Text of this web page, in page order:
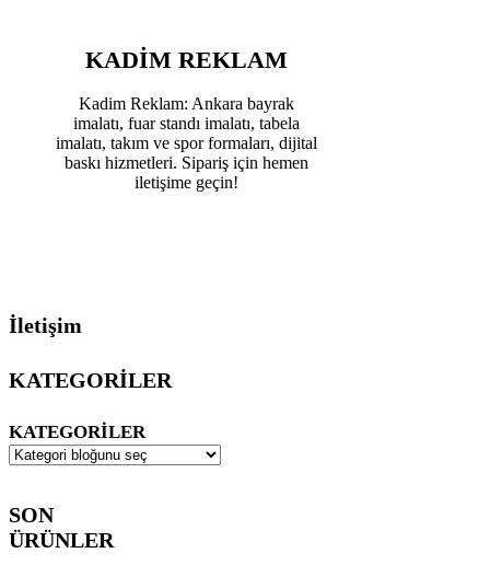
KADIM REKLAM
Kadim Reklam: Ankara bayrak
imalatı, fuar standı imalatı, tabela
imalatı, takım ve spor formaları, dijital
baskı hizmetleri. Sipariş için hemen
iletişime geçin!
İletişim
KATEGORİLER
KATEGORILER
SON
ÜRÜNLER